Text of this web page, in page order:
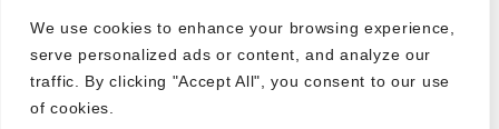
We use cookies to enhance your browsing experience,
serve personalized ads or content, and analyze our
traffic. By clicking "Accept All", you consent to our use
of cookies.